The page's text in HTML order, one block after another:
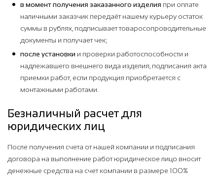
в момент получения заказанного изделия при оплате
наличными заказчик передаёт нашему курьеру остаток
суммы в рублях, подписывает товаросопроводительные
документы и получает чек;
после установки и проверки работоспособности и
надлежавшего внешнего вида изделия, подписания акта
приемки работ, если продукция приобретается с
монтажными работами.
Безналичный расчет для
юридических лиц
После получения счета от нашей компании и подписания
договора на выполнение работ юридическое лицо вносит
денежные средства на счет компании в размере 100%